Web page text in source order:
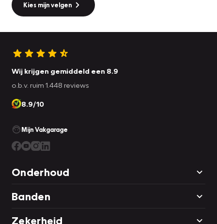
Kies mijn velgen
Wij krijgen gemiddeld een 8.9
o.b.v. ruim 1.448 reviews
8.9/10
Mijn Vakgarage
Onderhoud
Banden
Zekerheid